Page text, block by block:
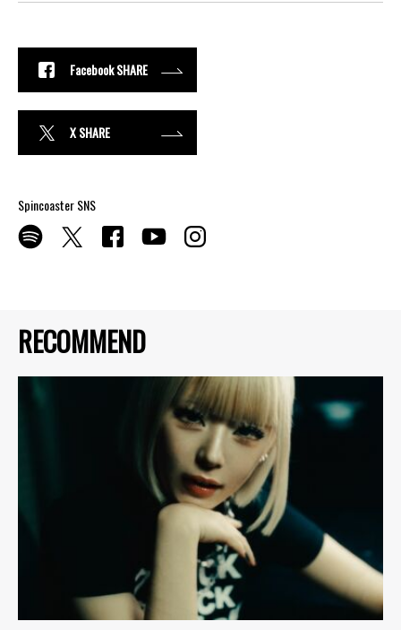
RECOMMEND
Facebook SHARE
X SHARE
Spincoaster SNS